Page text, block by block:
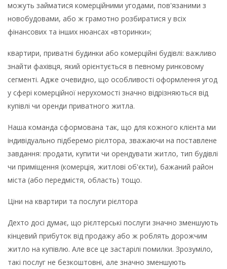
можуть займатися комерційними угодами, пов'язаними з
новобудовами, або ж грамотно розбиратися у всіх
фінансових та інших нюансах «вторинки»;
квартири, приватні будинки або комерційні будівлі: важливо
знайти фахівця, який орієнтується в певному ринковому
сегменті. Адже очевидно, що особливості оформлення угод
у сфері комерційної нерухомості значно відрізняються від
купівлі чи оренди приватного житла.
Наша команда сформована так, що для кожного клієнта ми
індивідуально підберемо рієлтора, зважаючи на поставлене
завдання: продати, купити чи орендувати житло, тип будівлі
чи приміщення (комерція, житлові об'єкти), бажаний район
міста (або передмістя, область) тощо.
Ціни на квартири та послуги рієлтора
Дехто досі думає, що рієлтерські послуги значно зменшують
кінцевий прибуток від продажу або ж роблять дорожчим
житло на купівлю. Але все це застарілі помилки. Зрозуміло,
такі послуг не безкоштовні, але значно зменшують